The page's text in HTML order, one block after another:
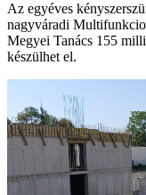
Az egyéves
nagyváradi
Megyei Tanács 155
készülhet el.